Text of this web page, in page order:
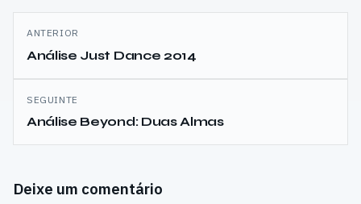
Navegação
de
artigos
ANTERIOR
Análise Just Dance 2014
SEGUINTE
Análise Beyond: Duas Almas
Deixe um comentário